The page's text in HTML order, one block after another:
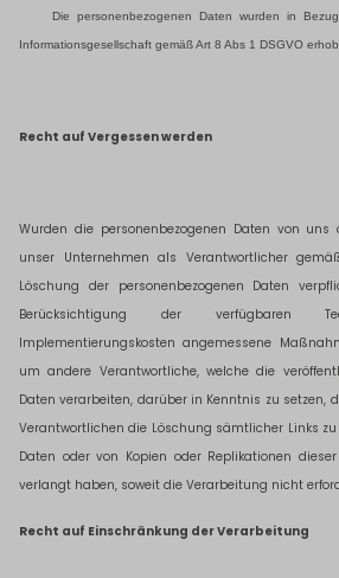
Die personenbezogenen Daten wurden in
Informationsgesellschaft gemäß Art 8 Abs 1 DSGVO
Recht auf Vergessen werden
Wurden die personenbezogenen Daten von
unser Unternehmen als Verantwortlicher
Löschung der personenbezogenen Daten
Berücksichtigung der verfügbaren
Implementierungskosten angemessene
um andere Verantwortliche, welche die
Daten verarbeiten, darüber in Kenntnis zu setzen,
Verantwortlichen die Löschung sämtlicher Links
Daten oder von Kopien oder Replikationen
verlangt haben, soweit die Verarbeitung nicht
Recht auf Einschränkung der Verarbeitung